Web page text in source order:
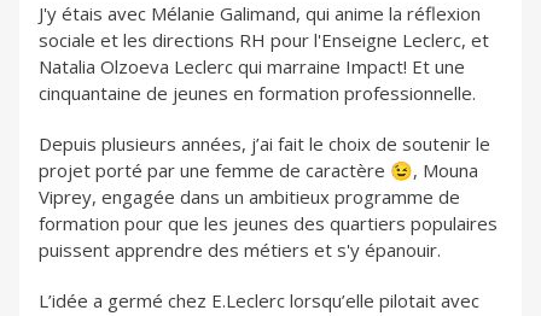
J'y étais avec Mélanie Galimand, qui anime la réflexion
sociale et les directions RH pour l'Enseigne Leclerc, et
Natalia Olzoeva Leclerc qui marraine Impact! Et une
cinquantaine de jeunes en formation professionnelle.
Depuis plusieurs années, j’ai fait le choix de soutenir le
projet porté par une femme de caractère 😉, Mouna
Viprey, engagée dans un ambitieux programme de
formation pour que les jeunes des quartiers populaires
puissent apprendre des métiers et s'y épanouir.
L’idée a germé chez E.Leclerc lorsqu’elle pilotait avec